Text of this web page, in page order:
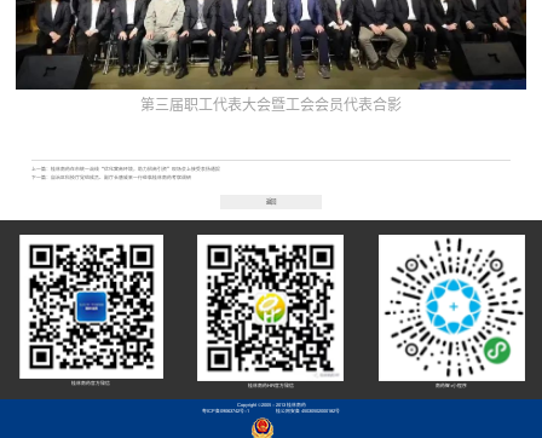
第三届职工代表大会暨工会会员代表合影
上一篇：
桂林南药在市统一战线“优化营商环境，助力招商引资”现场会上接受表扬通报
下一篇：
自治区科技厅党组成员、副厅长唐咸来一行莅临桂林南药考察调研
返回
桂林南药官方微信
桂林南药HR官方微信 南药智+小程序
Copyright ©2005 - 2013 桂林南药
粤ICP备09063742号-1
桂公网安备 45030502000182号